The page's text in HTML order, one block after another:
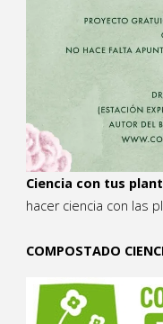
Ciencia con tus
hacer ciencia con las
COMPOSTADO